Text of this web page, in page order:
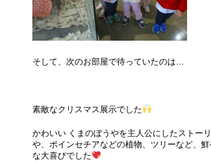
そして、次のお部屋で待っていたのは…
素敵なクリスマス展示でした
かわいい くまのぼうやを主人公にしたストー
や、ポインセチアなどの植物、ツリーなど、
な大喜びでした